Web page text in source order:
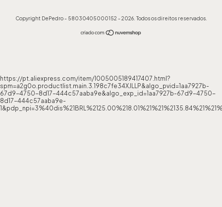
Copyright DePedro - 58030405000152 - 2026. Todos os direitos reservados.
https://pt.aliexpress.com/item/1005005189417407.html?
spm=a2g0o.productlist.main.3.198c7fe34XJLLP&algo_pvid=1aa7927b-
67d9-4750-8d17-444c57aaba9e&algo_exp_id=1aa7927b-67d9-4750-
8d17-444c57aaba9e-